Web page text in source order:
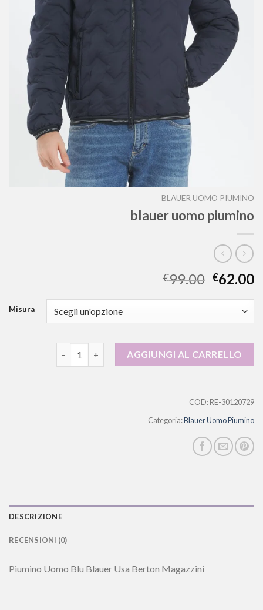
BLAUER UOMO PIUMINO
blauer uomo piumino
€99.00 €62.00
Misura
blauer uomo piumino quantitàAGGIUNGI AL CARRELLO
COD:RE-30120729
Categoria:Blauer Uomo Piumino
DESCRIZIONE
RECENSIONI (0)
Piumino Uomo Blu Blauer Usa Berton Magazzini